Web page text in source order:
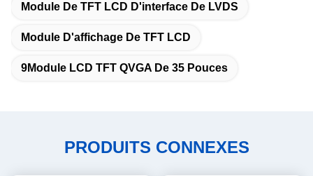
Module De TFT LCD D'interface De LVDS
Module D'affichage De TFT LCD
9Module LCD TFT QVGA De 35 Pouces
PRODUITS CONNEXES